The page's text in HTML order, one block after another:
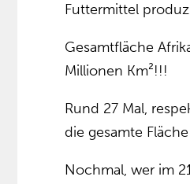
Futtermittel
Gesamtfläche
Millionen Km²!!!
Rund 27 Mal,
die gesamte
Nochmal, wer im